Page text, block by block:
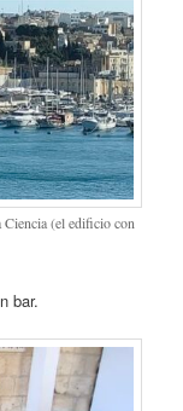
Ciencia (el edificio con
bar.